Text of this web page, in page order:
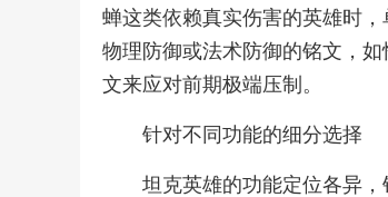
蝉这类依赖真实伤害的英雄时
物理防御或法术防御的铭文，
文来应对前期极端压制。
针对不同功能的细分选择
坦克英雄的功能定位各异